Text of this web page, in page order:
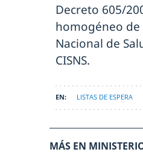
Decreto 605/
homogéneo de
Nacional de
CISNS.
LISTAS DE ESPERA
MÁS EN